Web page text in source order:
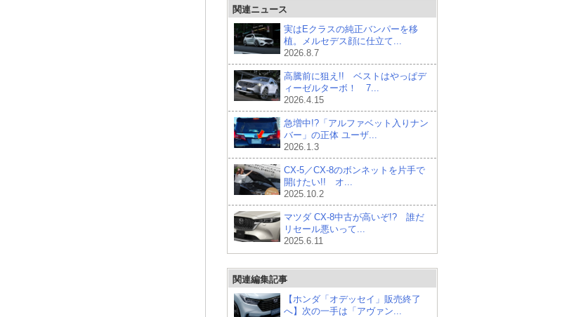
関連ニュース
実はEクラスの純正バンパーを移
植。メルセデス顔に仕立て...
2026.8.7
高騰前に狙え!! ベストはやっぱデ
ィーゼルターボ！ 7...
2026.4.15
急増中!?「アルファベット入りナン
バー」の正体 ユーザ...
2026.1.3
CX-5／CX-8のボンネットを片手で
開けたい!! オ...
2025.10.2
マツダ CX-8中古が高いぞ!? 誰だ
リセール悪いって...
2025.6.11
関連編集記事
【ホンダ「オデッセイ」販売終了
へ】次の一手は「アヴァン...